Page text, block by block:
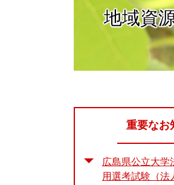
地域資
重要なお
広島県公立大学
用選考試験（法